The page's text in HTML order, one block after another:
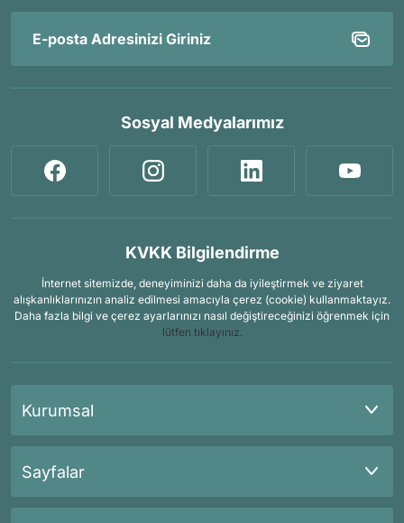
Sosyal Medyalarımız
KVKK Bilgilendirme
İnternet sitemizde, deneyiminizi daha da iyileştirmek ve ziyaret
alışkanlıklarınızın analiz edilmesi amacıyla çerez (cookie) kullanmaktayız.
Daha fazla bilgi ve çerez ayarlarınızı nasıl değiştireceğinizi öğrenmek için
lütfen tıklayınız.
Kurumsal
Sayfalar